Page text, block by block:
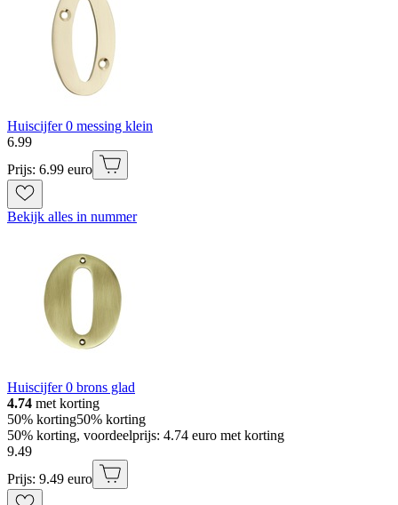
Huiscijfer 0 messing klein
6.99
Prijs: 6.99 euro
Bekijk alles in nummer
Huiscijfer 0 brons glad
4.74 met korting
50% korting50% korting
50% korting, voordeelprijs: 4.74 euro met korting
9.49
Prijs: 9.49 euro